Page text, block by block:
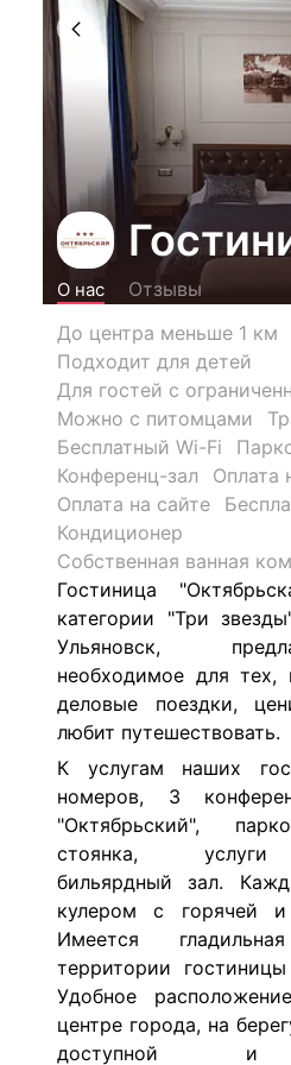
О нас
Отзывы
До центра меньше 1 км
Подходит для детей
Можно с питомцами
Бесплатный Wi-Fi
Конференц-зал
Оплата
Оплата на сайте
Кондиционер
Собственная ванная
Гостиница
категории "Три
Ульяновск,
необходимое для тех,
деловые поездки,
любит путешествовать.
К услугам наших
номеров, 3
"Октябрьский",
стоянка, услуги
бильярдный зал.
кулером с горячей
Имеется
территории
Удобное
центре города, на
доступной и